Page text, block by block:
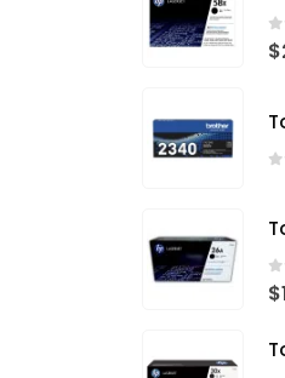
0
$
0
$